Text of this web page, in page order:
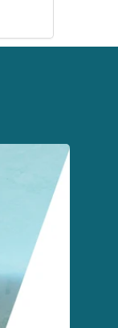
Link